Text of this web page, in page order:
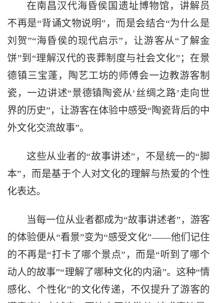
在南昌汉代海昏侯国遗址博物馆，讲解员
不再是“背诵文物说明”，而是会结合“为什么是
刘贺”“海昏侯的现代启示”，让游客从“了解金
饼”到“理解汉代的丧葬制度与社会文化”；在景
德镇三宝蓬，陶艺工坊的师傅会一边教游客制
瓷，一边讲述“景德镇陶瓷从‘丝绸之路’走向世
界的历史”，让游客在体验中感受“陶瓷背后的中
外文化交流故事”。
这些从业者的“故事讲述”，不是统一的“脚
本”，而是基于个人对文化的理解与热爱的个性
化表达。
当每一位从业者都成为“故事讲述者”，游客
的体验便从“看景”变为“感受文化”——他们记住
的不再是“打卡了哪个景点”，而是“听到了哪个
动人的故事”“理解了哪种文化的内涵”。这种“情
感化、个性化”的文化传递，不仅提升了游客的